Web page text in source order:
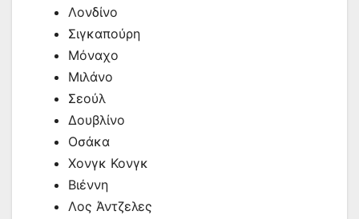
Λονδίνο
Σιγκαπούρη
Μόναχο
Μιλάνο
Σεούλ
Δουβλίνο
Οσάκα
Χονγκ Κονγκ
Βιέννη
Λος Άντζελες